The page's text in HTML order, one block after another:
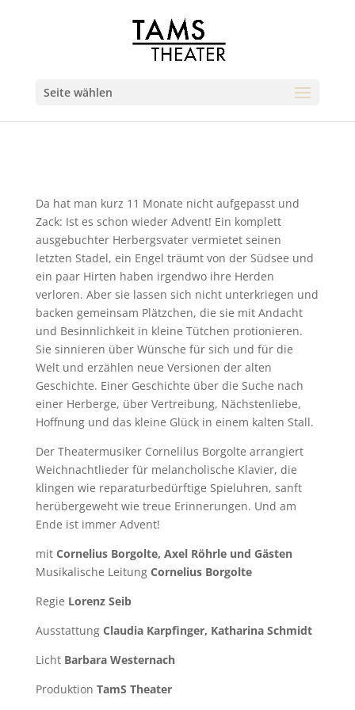
Seite wählen
Da hat man kurz 11 Monate nicht aufgepasst und
Zack: Ist es schon wieder Advent! Ein komplett
ausgebuchter Herbergsvater vermietet seinen
letzten Stadel, ein Engel träumt von der Südsee und
ein paar Hirten haben irgendwo ihre Herden
verloren. Aber sie lassen sich nicht unterkriegen und
backen gemeinsam Plätzchen, die sie mit Andacht
und Besinnlichkeit in kleine Tütchen protionieren.
Sie sinnieren über Wünsche für sich und für die
Welt und erzählen neue Versionen der alten
Geschichte. Einer Geschichte über die Suche nach
einer Herberge, über Vertreibung, Nächstenliebe,
Hoffnung und das kleine Glück in einem kalten Stall.
Der Theatermusiker Cornelilus Borgolte arrangiert
Weichnachtlieder für melancholische Klavier, die
klingen wie reparaturbedürftige Spieluhren, sanft
herübergeweht wie treue Erinnerungen. Und am
Ende ist immer Advent!
mit Cornelius Borgolte, Axel Röhrle und Gästen
Musikalische Leitung Cornelius Borgolte
Regie Lorenz Seib
Ausstattung Claudia Karpfinger, Katharina Schmidt
Licht Barbara Westernach
Produktion TamS Theater